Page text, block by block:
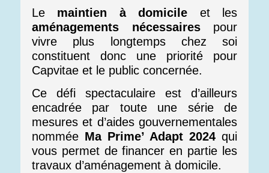
Le maintien à domicile et les
aménagements nécessairespour
vivre plus longtemps chez soi
constituent donc une priorité pour
Capvitae et le public concernée.
Ce défi spectaculaire est d’ailleurs
encadrée par toute une série de
mesures et d’aides gouvernementales
nommée Ma Prime’ Adapt 2024 qui
vous permet de financer en partie les
travaux d’aménagement à domicile.